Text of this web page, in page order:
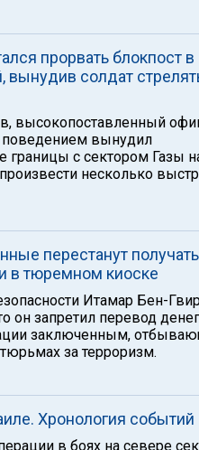
прорвать блокпост в
вынудив солдат
высокопоставленный
вынудил
с сектором Газы
несколько
перестанут получать
в тюремном киоске
Итамар Бен-
он запретил перевод
заключенным,
за терроризм.
Хронология событий
в боях на севере